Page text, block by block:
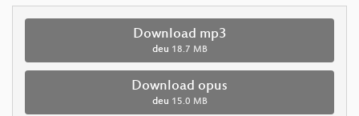
Download mp3
deu 18.7 MB
Download opus
deu 15.0 MB